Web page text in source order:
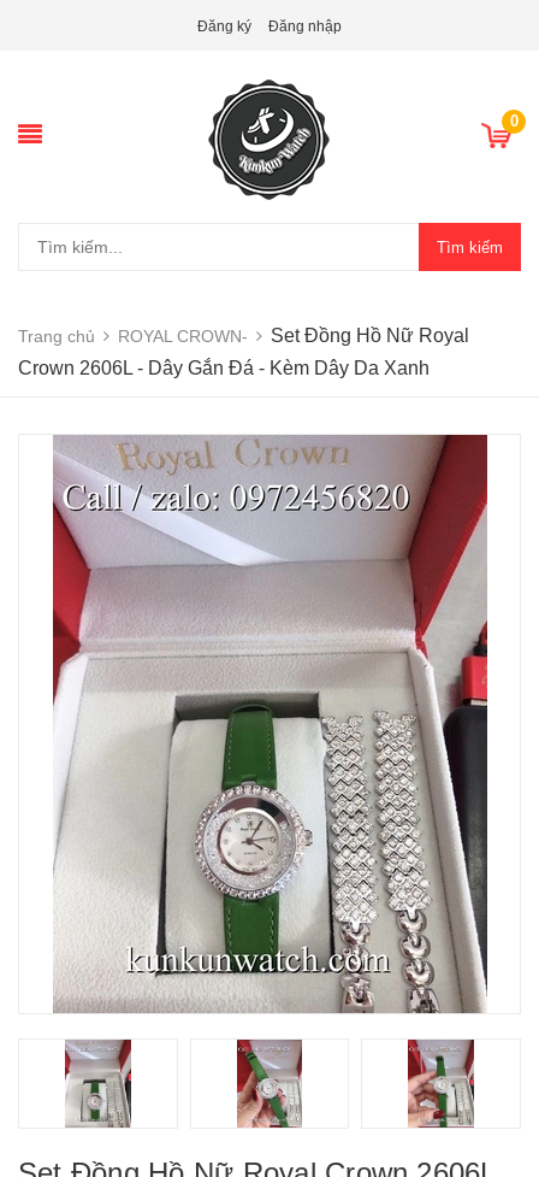
Đăng ký Đăng nhập
0
Tìm kiếm
Trang chủ ROYAL CROWN-
Set Đồng Hồ Nữ Royal
Crown 2606L - Dây Gắn Đá - Kèm Dây Da Xanh